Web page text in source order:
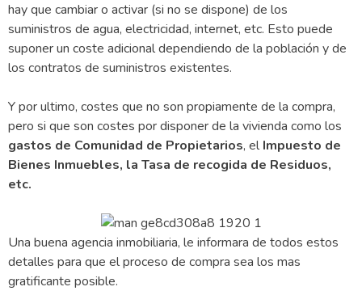
hay que cambiar o activar (si no se dispone) de los
suministros de agua, electricidad, internet, etc. Esto puede
suponer un coste adicional dependiendo de la población y de
los contratos de suministros existentes.
Y por ultimo, costes que no son propiamente de la compra,
pero si que son costes por disponer de la vivienda como los
gastos de Comunidad de Propietarios, elImpuesto de
Bienes Inmuebles, la Tasa de recogida de Residuos,
etc.
Una buena agencia inmobiliaria, le informara de todos estos
detalles para que el proceso de compra sea los mas
gratificante posible.